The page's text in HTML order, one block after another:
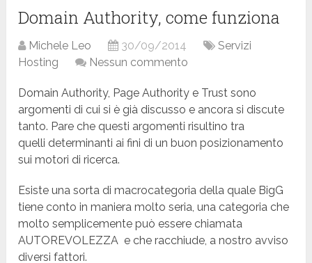
Domain Authority, come funziona
Michele Leo 30/09/2014
Servizi
Hosting
Nessun commento
Domain Authority, Page Authority e Trust sono
argomenti di cui si è già discusso e ancora si discute
tanto. Pare che questi argomenti risultino tra
quelli determinanti ai fini di un buon posizionamento
sui motori di ricerca.
Esiste una sorta di macrocategoria della quale BigG
tiene conto in maniera molto seria, una categoria che
molto semplicemente può essere chiamata
AUTOREVOLEZZA e che racchiude, a nostro avviso
diversi fattori.